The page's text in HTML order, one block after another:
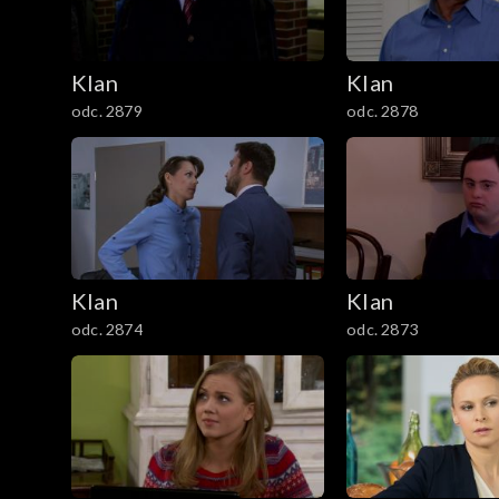
2901–3000
2801–2900
2701–2800
2601–2700
2501–2600
2401–2500
2301–2400
2201–2300
Klan
odc. 2879
Klan
odc. 2878
Klan
odc. 2874
Klan
odc. 2873